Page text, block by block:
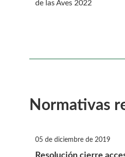
Normativas
05 de diciembre de 2019